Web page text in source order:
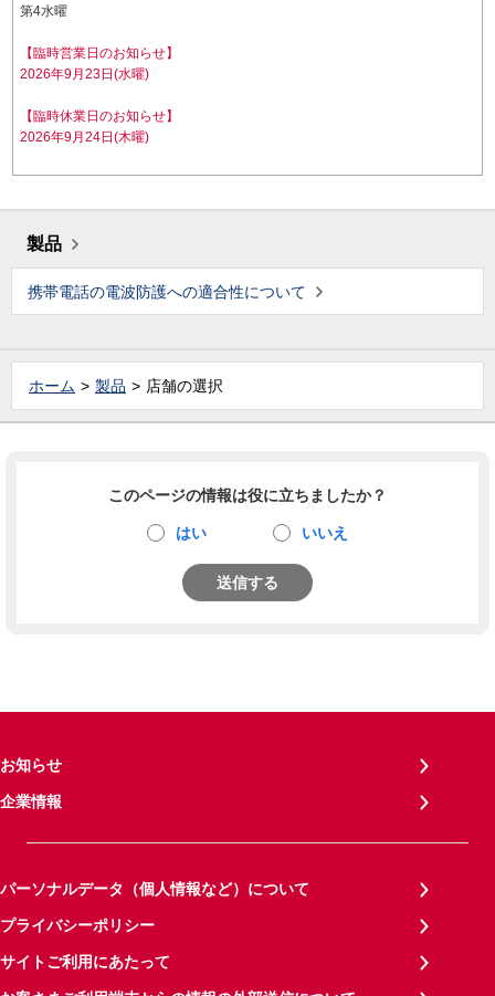
第4水曜
【臨時営業日のお知らせ】
2026年9月23日(水曜)
【臨時休業日のお知らせ】
2026年9月24日(木曜)
製品
携帯電話の電波防護への適合性について
ホーム 製品 店舗の選択
このページの情報は役に立ちましたか？
はい いいえ
送信する
お知らせ
企業情報
パーソナルデータ（個人情報など）について
プライバシーポリシー
サイトご利用にあたって